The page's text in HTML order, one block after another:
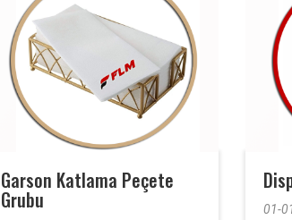
Garson Katlama Peçete
Grubu 01-